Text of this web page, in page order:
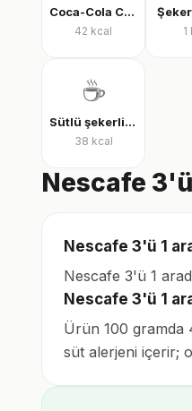
Coca-Cola Classic
42 kcal 1
☕
Sütlü şekerli kahve
38 kcal
Nescafe
Nescafe 3'ü 1
Nescafe 3'ü 1
Nescafe 3'ü 1
Ürün 100 gramda
süt alerjeni içerir;